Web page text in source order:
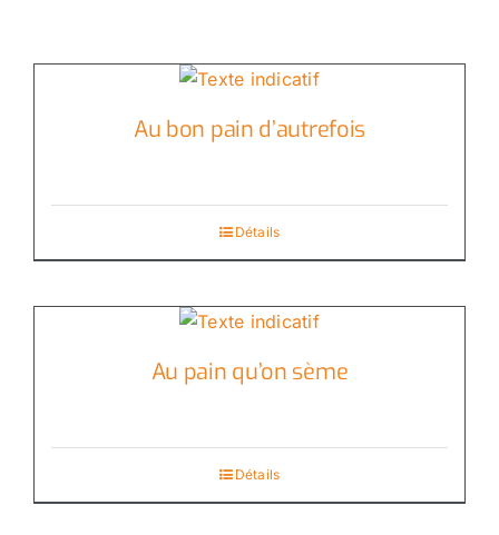
Au bon pain d’autrefois
Détails
Au pain qu’on sème
Détails